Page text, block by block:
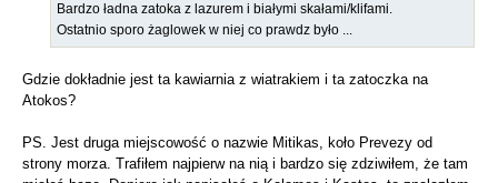
Bardzo ładna zatoka z lazurem i białymi skałami/klifami.
Ostatnio sporo żaglowek w niej co prawdz było ...
Gdzie dokładnie jest ta kawiarnia z wiatrakiem i ta zatoczka na
Atokos?
PS. Jest druga miejscowość o nazwie Mitikas, koło Prevezy od
strony morza. Trafiłem najpierw na nią i bardzo się zdziwiłem, że tam